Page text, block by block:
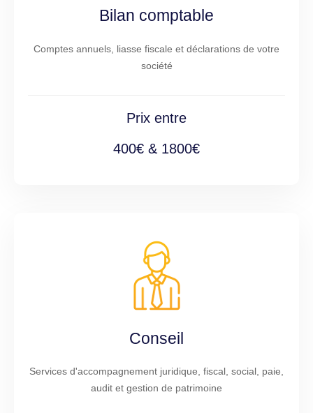
Bilan comptable
Comptes annuels, liasse fiscale et déclarations de votre
société
Prix entre
400€ & 1800€
Conseil
Services d'accompagnement juridique, fiscal, social, paie,
audit et gestion de patrimoine